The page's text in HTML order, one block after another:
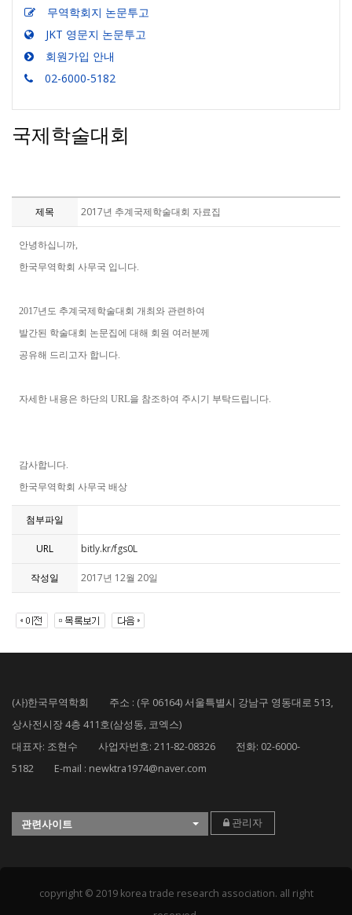
무역학회지 논문투고
JKT 영문지 논문투고
회원가입 안내
02-6000-5182
국제학술대회
제목 2017년 추계국제학술대회 자료집
안녕하십니까,
한국무역학회 사무국 입니다.
2017년도 추계국제학술대회 개최와 관련하여
발간된 학술대회 논문집에 대해 회원 여러분께
공유해 드리고자 합니다.
자세한 내용은 하단의 URL을 참조하여 주시기 부탁드립니다.
감사합니다.
한국무역학회 사무국 배상
첨부파일
URL bitly.kr/fgs0L
작성일 2017년 12월 20일
(사)한국무역학회 주소 : (우 06164) 서울특별시 강남구 영동대로 513,
상사전시장 4층 411호(삼성동, 코엑스)
대표자: 조현수 사업자번호: 211-82-08326 전화: 02-6000-
5182 E-mail : newktra1974@naver.com
관련사이트 관리자
copyright © 2019 korea trade research association. all right